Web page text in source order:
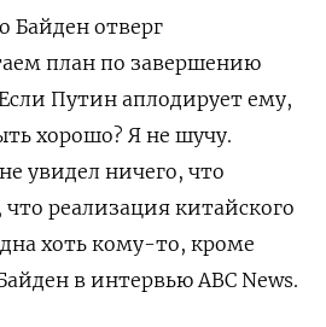
отверг
план по завершению
Путин аплодирует ему,
хорошо? Я не шучу.
увидел ничего, что
реализация китайского
хоть кому-то, кроме
в интервьюABC News.